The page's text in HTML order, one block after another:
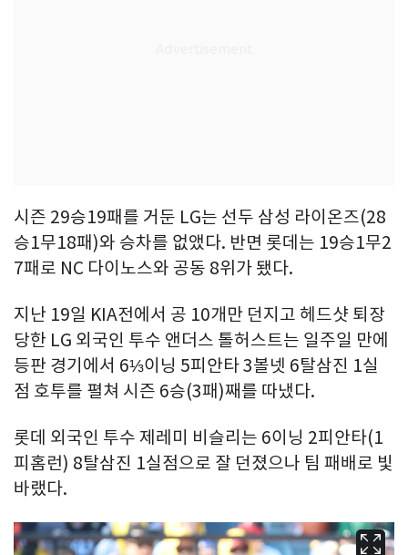
시즌 29승19패를 거둔 LG는 선두 삼성 라이온즈(28
승1무18패)와 승차를 없앴다. 반면 롯데는 19승1무2
7패로 NC 다이노스와 공동 8위가 됐다.
지난 19일 KIA전에서 공 10개만 던지고 헤드샷 퇴장
당한 LG 외국인 투수 앤더스 톨허스트는 일주일 만에
등판 경기에서 6⅓이닝 5피안타 3볼넷 6탈삼진 1실
점 호투를 펼쳐 시즌 6승(3패)째를 따냈다.
롯데 외국인 투수 제레미 비슬리는 6이닝 2피안타(1
피홈런) 8탈삼진 1실점으로 잘 던졌으나 팀 패배로 빛
바랬다.